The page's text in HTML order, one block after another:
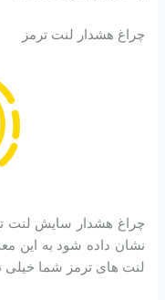
چراغ هشدار لنت ترمز
چراغ هشدار سایش لنت
نشان داده شود به
لنت های ترمز شما خیلی